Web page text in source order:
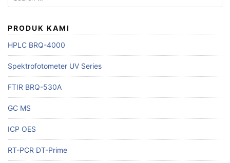
for:
PRODUK KAMI
HPLC BRQ-4000
Spektrofotometer UV Series
FTIR BRQ-530A
GC MS
ICP OES
RT-PCR DT-Prime